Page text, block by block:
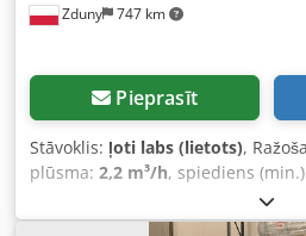
Zduny 747 km
Pieprasīt
Stāvoklis: ļoti labs (lietots),
plūsma: 2,2 m³/h, spiediens
GA 11 VSD skrūvju kompresors Ar
(invertera piedziņa) Motora jauda